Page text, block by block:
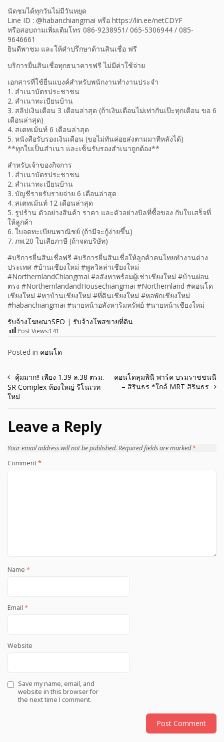
นัดชมได้ทุกวันไม่มีวันหยุด
Line ID : @habanchiangmai หรือ https://lin.ee/netCDYF
หรือสอบถามเพิ่มเติมโทร 086-9238951/ 065-5306944 / 085-
9646661
ยินดีพาชม และให้คำปรึกษาด้านสินเชื่อ ฟรี
บริการยื่นสินเชื่อทุกธนาคารฟรี ไม่มีค่าใช้จ่าย
เอกสารที่ใช้ยื่นแบงค์สำหรับพนักงานทำงานประจำ
1. สำเนาบัตรประชาชน
2. สำเนาทะเบียนบ้าน
3. สลิปเงินเดือน 3 เดือนล่าสุด (ถ้าเงินเดือนไม่เท่ากันเป๊ะทุกเดือน ขอ 6
เดือนล่าสุด)
4. สเตทเม้นท์ 6 เดือนล่าสุด
5. หนังสือรับรองเงินเดือน (ขอไม่ทันค่อยส่งตามมาทีหลังได้)
**ทุกใบเป็นสำเนา และเซ็นรับรองสำเนาถูกต้อง**
สำหรับเจ้าของกิจการ
1. สำเนาบัตรประชาชน
2. สำเนาทะเบียนบ้าน
3. บัญชีรายรับรายจ่าย 6 เดือนล่าสุด
4. สเตทเม้นท์ 12 เดือนล่าสุด
5. รูปร้าน ตัวอย่างสินค้า ราคา และตัวอย่างบิลที่ซื้อของ กับใบเสร็จที่
ให้ลูกค้า
6. ใบจดทะเบียนพาณิชย์ (ถ้ามีจะกู้ง่ายขึ้น)
7. ภพ.20 ใบเสียภาษี (ถ้าจดบริษัท)
#บริการยื่นสินเชื่อฟรี #บริการยื่นสินเชื่อให้ลูกค้าคนไทยทำงานต่าง
ประเทศ #บ้านเชียงใหม่ #พูลวิลล่าเชียงใหม่
#NorthernlandChiangmai #อสังหาพร้อมผู้เช่าเชียงใหม่ #บ้านผ่อน
ตรง #NorthernlandandHousechiangmai #Northernland #คอนโด
เชียงใหม่ #หาบ้านเชียงใหม่ #ที่ดินเชียงใหม่ #หอพักเชียงใหม่
#habanchiangmai #นายหน้าอสังหาริมทรัพย์ #นายหน้าเชียงใหม่
รับจ้างโฆษณาSEO | รับจ้างโพสขายที่ดิน
Post Views:141
Posted in คอนโด
Post
navigation
คุ้มมาก!! เพียง 1.39 ล.38 ตรม.
SR Complex ห้องใหญ่ รีโนเวท
ใหม่
คอนโดลุมพินี พาร์ค บรมราชชนนี
– สิรินธร *ใกล้ MRT สิรินธร
Leave a Reply
Your email address will not be published. Required fields are marked*
Comment*
Name *
Email *
Website
Save my name, email, and
website in this browser for
the next time I comment.